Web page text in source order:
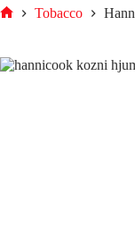
Tobacco